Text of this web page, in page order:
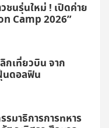
ชนรุ่นใหม่ ! เปิดค่าย
Camp 2026”
กเที่ยวบิน จาก
นดอลฟิน
มาธิการการทหาร